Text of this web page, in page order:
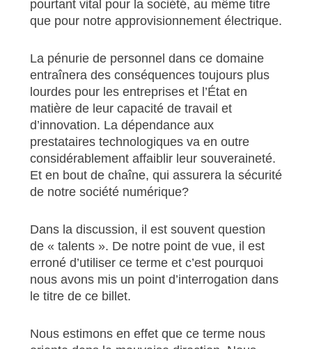
pourtant vital pour la société, au même titre
que pour notre approvisionnement électrique.
La pénurie de personnel dans ce domaine
entraînera des conséquences toujours plus
lourdes pour les entreprises et l’État en
matière de leur capacité de travail et
d’innovation. La dépendance aux
prestataires technologiques va en outre
considérablement affaiblir leur souveraineté.
Et en bout de chaîne, qui assurera la sécurité
de notre société numérique?
Dans la discussion, il est souvent question
de « talents ». De notre point de vue, il est
erroné d’utiliser ce terme et c’est pourquoi
nous avons mis un point d’interrogation dans
le titre de ce billet.
Nous estimons en effet que ce terme nous